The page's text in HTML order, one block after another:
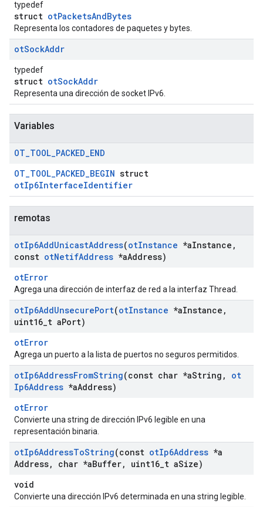
typedef
struct otPacketsAndBytes
Representa los contadores de paquetes y bytes.
otSockAddr
typedef
struct otSockAddr
Representa una dirección de socket IPv6.
Variables
OT_TOOL_PACKED_END
OT_TOOL_PACKED_BEGIN struct
otIp6InterfaceIdentifier
remotas
otIp6AddUnicastAddress(otInstance *aInstance ,
const otNetifAddress *aAddress)
otError
Agrega una dirección de interfaz de red a la interfaz Thread.
otIp6AddUnsecurePort(otInstance *aInstance ,
uint16 t aPort)
otError
Agrega un puerto a la lista de puertos no seguros permitidos.
otIp6AddressFromString(const char *aString ,
ot
Ip6Address *aAddress)
otError
Convierte una string de dirección IPv6 legible en una
representación binaria.
otIp6AddressToString(const otIp6Address *a
Address, char *aBuffer, uint16 t aSize)
void
Convierte una dirección IPv6 determinada en una string legible.